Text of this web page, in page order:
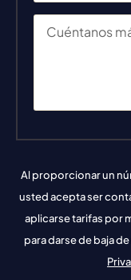
Al proporcionar un
usted acepta ser
aplicarse tarifas por
para darse de baja